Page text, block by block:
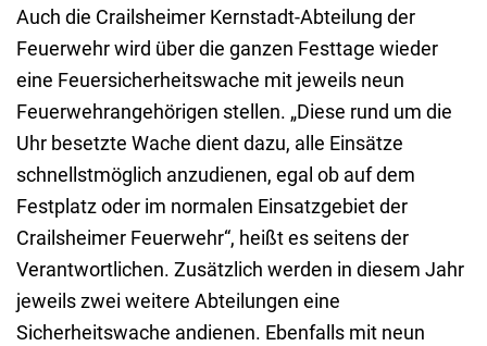
Auch die Crailsheimer Kernstadt-Abteilung der
Feuerwehr wird über die ganzen Festtage wieder
eine Feuersicherheitswache mit jeweils neun
Feuerwehrangehörigen stellen. „Diese rund um die
Uhr besetzte Wache dient dazu, alle Einsätze
schnellstmöglich anzudienen, egal ob auf dem
Festplatz oder im normalen Einsatzgebiet der
Crailsheimer Feuerwehr“, heißt es seitens der
Verantwortlichen. Zusätzlich werden in diesem Jahr
jeweils zwei weitere Abteilungen eine
Sicherheitswache andienen. Ebenfalls mit neun